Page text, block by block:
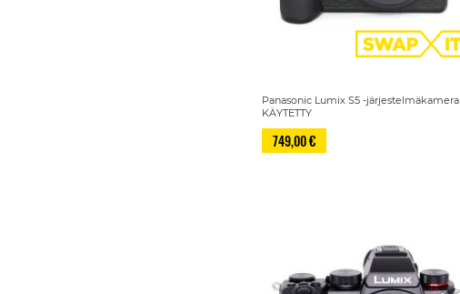
Panasonic Lumix S5 -järjestelmäkamera
KÄYTETTY
749,00 €